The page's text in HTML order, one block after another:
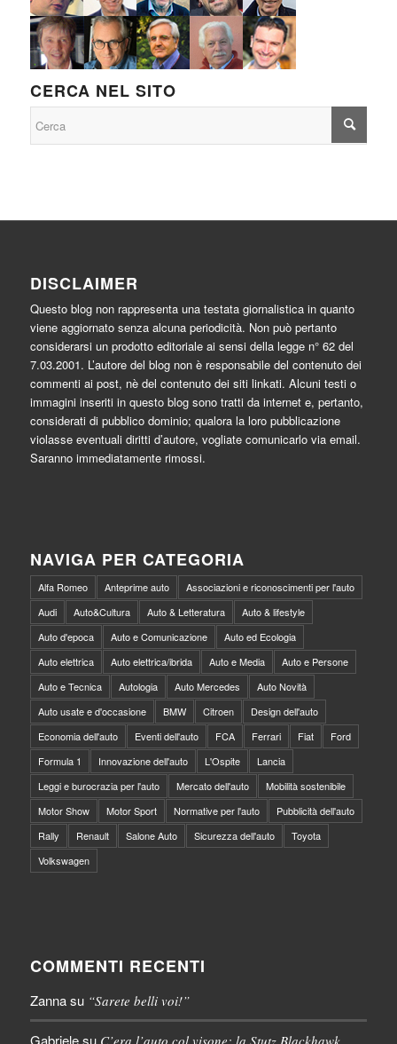
CERCA NEL SITO
DISCLAIMER
Questo blog non rappresenta una testata giornalistica in quanto
viene aggiornato senza alcuna periodicità. Non può pertanto
considerarsi un prodotto editoriale ai sensi della legge n° 62 del
7.03.2001. L’autore del blog non è responsabile del contenuto dei
commenti ai post, nè del contenuto dei siti linkati. Alcuni testi o
immagini inseriti in questo blog sono tratti da internet e, pertanto,
considerati di pubblico dominio; qualora la loro pubblicazione
violasse eventuali diritti d’autore, vogliate comunicarlo via email.
Saranno immediatamente rimossi.
NAVIGA PER CATEGORIA
Alfa Romeo Anteprime auto
Associazioni e riconoscimenti per l'auto
Audi
Auto&Cultura Auto & Letteratura
Auto & lifestyle
Auto d'epoca
Auto e Comunicazione
Auto ed Ecologia
Auto elettrica
Auto elettrica/ibrida Auto e Media
Auto e Persone
Auto e Tecnica
Autologia Auto Mercedes
Auto Novità
Auto usate e d'occasione
BMW Citroen
Design dell'auto
Economia dell'auto
Eventi dell'auto FCA Ferrari Fiat
Ford
Formula 1
Innovazione dell'auto L'Ospite
Lancia
Leggi e burocrazia per l'auto
Mercato dell'auto
Mobilità sostenibile
Motor Show
Motor Sport Normative per l'auto
Pubblicità dell'auto
Rally
Renault Salone Auto Sicurezza dell'auto
Toyota
Volkswagen
COMMENTI RECENTI
Zannasu “Sarete belli voi!”
Gabrielesu